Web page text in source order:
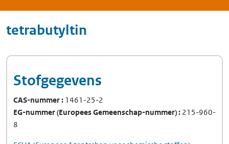
tetrabutyltin
Stofgegevens
CAS-nummer 1461-25-2
EG-nummer(Europees Gemeenschap-nummer) 215-960-
8